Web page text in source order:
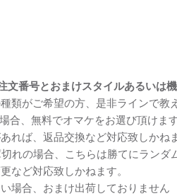
番号とおまけスタイルあるいは
類がご希望の方、是非ラインで教
合、無料でオマケをお選び頂け
れば、返品交換など対応致しかね
れの場合、こちらは勝てにランダ
など対応致しかねます。
場合、おまけ出荷しておりません